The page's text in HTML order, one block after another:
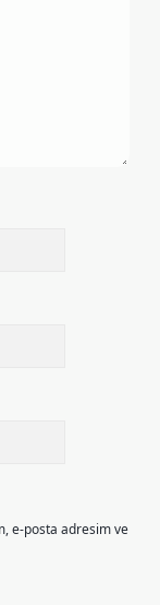
e-posta adresim ve